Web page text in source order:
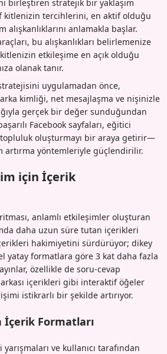
birleştiren stratejik bir yaklaşım
kitlenizin tercihlerini, en aktif olduğu
anlamakla başlar.
bu alışkanlıkları belirlemenize
etkileşime en açık olduğu
olanak tanır.
uygulamadan önce,
kimliği, net mesajlaşma ve nişinizle
gerçek bir değer sunduğundan
Facebook sayfaları, eğitici
oluşturmayı bir araya getirir—
artırma yöntemleriyle güçlendirilir.
için İçerik
anlamlı etkileşimler oluşturan
daha uzun süre tutan içerikleri
hakimiyetini sürdürüyor; dikey
yatay formatlara göre 3 kat daha fazla
özellikle de soru-cevap
içerikleri gibi interaktif öğeler
istikrarlı bir şekilde artırıyor.
İçerik Formatları
ve kullanıcı tarafından